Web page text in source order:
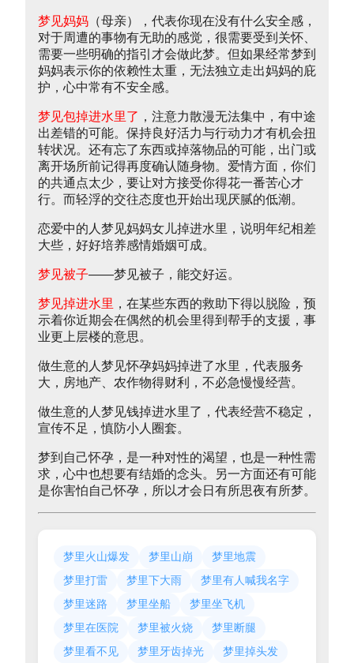
梦见妈妈 （母亲），代表你现在没有什么安全感，
对于周遭的事物有无助的感觉，很需要受到关怀、
需要一些明确的指引才会做此梦。但如果经常梦到
妈妈表示你的依赖性太重，无法独立走出妈妈的庇
护，心中常有不安全感。
梦见包掉进水里了 ，注意力散漫无法集中，有中途
出差错的可能。保持良好活力与行动力才有机会扭
转状况。还有忘了东西或掉落物品的可能，出门或
离开场所前记得再度确认随身物。爱情方面，你们
的共通点太少，要让对方接受你得花一番苦心才
行。而轻浮的交往态度也开始出现厌腻的低潮。
恋爱中的人梦见妈妈女儿掉进水里，说明年纪相差
大些，好好培养感情婚姻可成。
梦见被子——梦见被子，能交好运。
梦见掉进水里 ，在某些东西的救助下得以脱险，预
示着你近期会在偶然的机会里得到帮手的支援，事
业更上层楼的意思。
做生意的人梦见怀孕妈妈掉进了水里，代表服务
大，房地产、农作物得财利，不必急慢慢经营。
做生意的人梦见钱掉进水里了，代表经营不稳定，
宣传不足，慎防小人圈套。
梦到自己怀孕，是一种对性的渴望，也是一种性需
求，心中也想要有结婚的念头。另一方面还有可能
是你害怕自己怀孕，所以才会日有所思夜有所梦。
梦里火山爆发 梦里山崩
梦里地震
梦里打雷
梦里下大雨
梦里有人喊我名字
梦里迷路
梦里坐船
梦里坐飞机
梦里在医院
梦里被火烧
梦里断腿
梦里看不见
梦里牙齿掉光 梦里掉头发